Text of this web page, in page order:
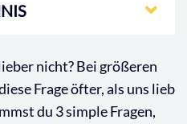
nicht? Bei größeren
Frage öfter, als uns lieb
du 3 simple Fragen,